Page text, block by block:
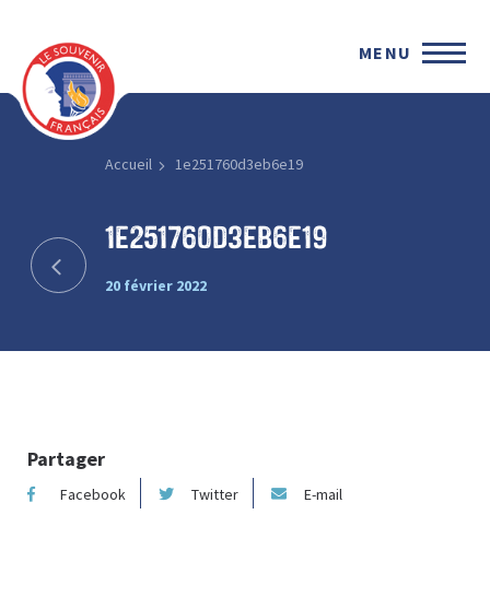
MENU
Accueil 1e251760d3eb6e19
1e251760d3eb6e19
20 février 2022
Partager
Facebook Twitter E-mail